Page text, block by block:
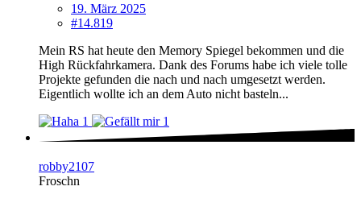
19. März 2025
#14.819
Mein RS hat heute den Memory Spiegel bekommen und die
High Rückfahrkamera. Dank des Forums habe ich viele tolle
Projekte gefunden die nach und nach umgesetzt werden.
Eigentlich wollte ich an dem Auto nicht basteln...
1
1
robby2107
Froschn